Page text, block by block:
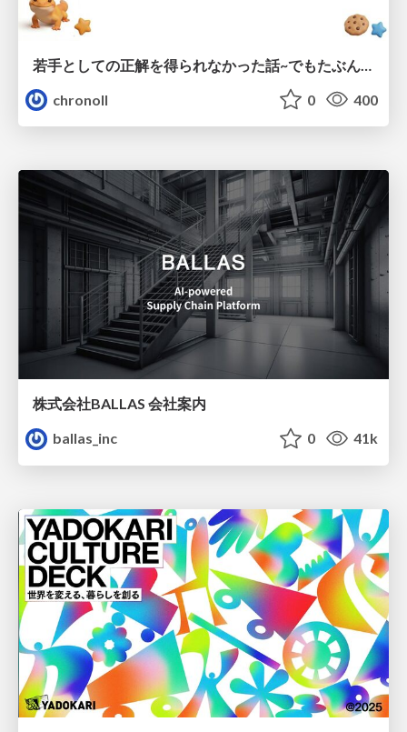
chronoll
0 400
株式会社BALLAS 会社案内
ballas_inc
0 41k